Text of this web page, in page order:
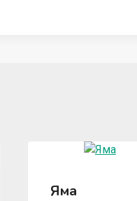
Яма